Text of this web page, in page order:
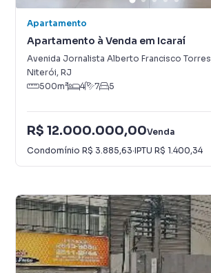
Apartamento
Apartamento à Venda em Icaraí
Avenida Jornalista Alberto Francisco Torres
Niterói, RJ
500m² 4 7 5
R$ 12.000.000,00Venda
Condomínio R$ 3.885,63·IPTU R$ 1.400,34